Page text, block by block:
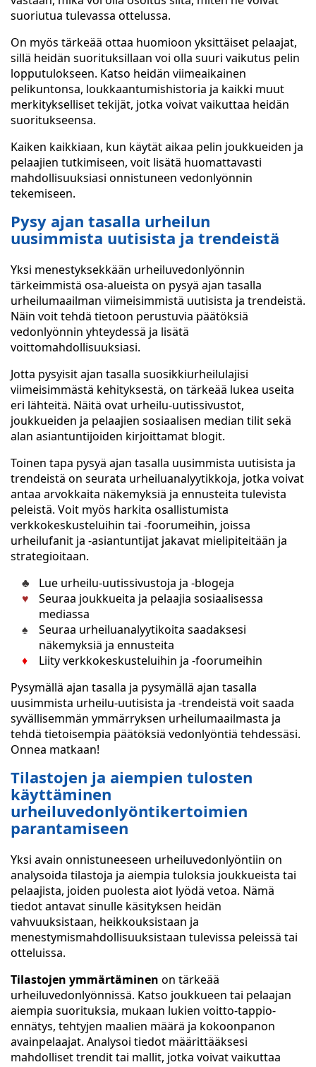
suoriutua tulevassa ottelussa.
On myös tärkeää ottaa huomioon yksittäiset pelaajat,
sillä heidän suorituksillaan voi olla suuri vaikutus pelin
lopputulokseen. Katso heidän viimeaikainen
pelikuntonsa, loukkaantumishistoria ja kaikki muut
merkitykselliset tekijät, jotka voivat vaikuttaa heidän
suoritukseensa.
Kaiken kaikkiaan, kun käytät aikaa pelin joukkueiden ja
pelaajien tutkimiseen, voit lisätä huomattavasti
mahdollisuuksiasi onnistuneen vedonlyönnin
tekemiseen.
Pysy ajan tasalla urheilun
uusimmista uutisista ja trendeistä
Yksi menestyksekkään urheiluvedonlyönnin
tärkeimmistä osa-alueista on pysyä ajan tasalla
urheilumaailman viimeisimmistä uutisista ja trendeistä.
Näin voit tehdä tietoon perustuvia päätöksiä
vedonlyönnin yhteydessä ja lisätä
voittomahdollisuuksiasi.
Jotta pysyisit ajan tasalla suosikkiurheilulajisi
viimeisimmästä kehityksestä, on tärkeää lukea useita
eri lähteitä. Näitä ovat urheilu-uutissivustot,
joukkueiden ja pelaajien sosiaalisen median tilit sekä
alan asiantuntijoiden kirjoittamat blogit.
Toinen tapa pysyä ajan tasalla uusimmista uutisista ja
trendeistä on seurata urheiluanalyytikkoja, jotka voivat
antaa arvokkaita näkemyksiä ja ennusteita tulevista
peleistä. Voit myös harkita osallistumista
verkkokeskusteluihin tai -foorumeihin, joissa
urheilufanit ja -asiantuntijat jakavat mielipiteitään ja
strategioitaan.
Lue urheilu-uutissivustoja ja -blogeja
Seuraa joukkueita ja pelaajia sosiaalisessa
mediassa
Seuraa urheiluanalyytikoita saadaksesi
näkemyksiä ja ennusteita
Liity verkkokeskusteluihin ja -foorumeihin
Pysymällä ajan tasalla ja pysymällä ajan tasalla
uusimmista urheilu-uutisista ja -trendeistä voit saada
syvällisemmän ymmärryksen urheilumaailmasta ja
tehdä tietoisempia päätöksiä vedonlyöntiä tehdessäsi.
Onnea matkaan!
Tilastojen ja aiempien tulosten
käyttäminen
urheiluvedonlyöntikertoimien
parantamiseen
Yksi avain onnistuneeseen urheiluvedonlyöntiin on
analysoida tilastoja ja aiempia tuloksia joukkueista tai
pelaajista, joiden puolesta aiot lyödä vetoa. Nämä
tiedot antavat sinulle käsityksen heidän
vahvuuksistaan, heikkouksistaan ja
menestymismahdollisuuksistaan tulevissa peleissä tai
otteluissa.
Tilastojen ymmärtäminen on tärkeää
urheiluvedonlyönnissä. Katso joukkueen tai pelaajan
aiempia suorituksia, mukaan lukien voitto-tappio-
ennätys, tehtyjen maalien määrä ja kokoonpanon
avainpelaajat. Analysoi tiedot määrittääksesi
mahdolliset trendit tai mallit, jotka voivat vaikuttaa